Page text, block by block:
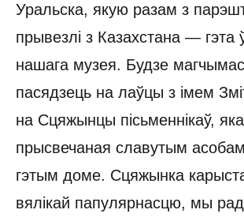
Уральска, якую разам з
прывезлі з Казахстана — гэта
нашага музея. Будзе
пасядзець на лаўцы з імем
на Сцяжынцы пісьменнікаў,
прысвечаная славутым
гэтым доме. Сцяжынка
вялікай папулярнасцю, мы